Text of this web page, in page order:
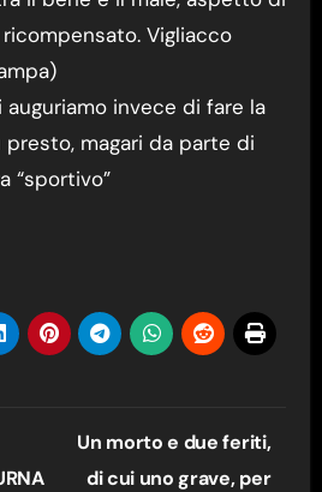
Vigliacco
invece di fare la
magari da parte di
“sportivo”
Un morto e due feriti,
di cui uno grave, per